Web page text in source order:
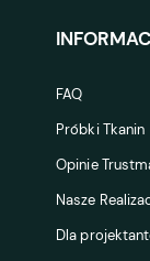
FAQ
Próbki Tkanin
Opinie
Nasze
Dla